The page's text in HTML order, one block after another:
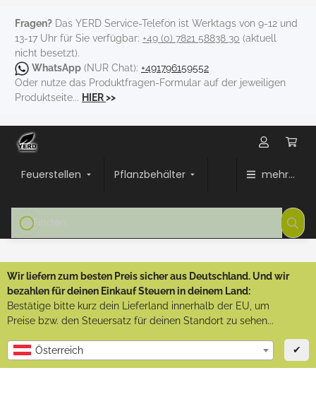
Fragen? Das YERD Service-Telefon ist Werktags von 9-12 und
13-17 Uhr für Sie verfügbar: +49 (0) 7821 58838 30 (aktuell
nicht besetzt).
WhatsApp (NUR Chat): +491796159552
Oder nutze das Produktfragen-Formular auf der jeweiligen
Produktseite... HIER>>
Feuerstellen Pflanzbehälter mehr...
Wir liefern zum besten Preis sicher aus Deutschland. Und wir
bezahlen für deinen Einkauf Steuern in deinem Land:
Bestätige bitte kurz dein Lieferland innerhalb der EU, um
Preise bzw. den Steuersatz für deinen Standort zu sehen...
Österreich ✔